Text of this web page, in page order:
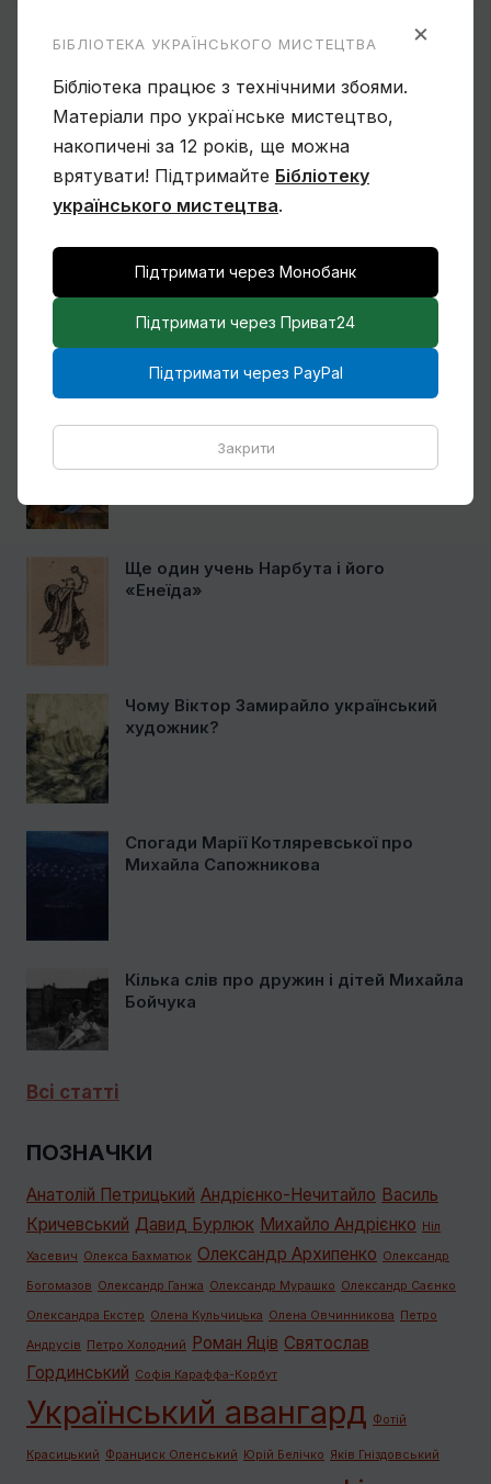
Пошук:
Статті
Лицар троянд. Ілюстрації Григорія
Гавриленка до «Витязя в тигровій
шкурі»
Сімона Корбіо. Мистецтво України
Василь Овчинников. Спогад про
Ще один учень Нарбута і його
«Енеїда»
Чому Віктор Замирайло український
художник?
Спогади Марії Котляревської про
Михайла Сапожникова
Кілька слів про дружин і дітей Михайла
Бойчука
Всі статті
ПОЗНАЧКИ
Анатолій Петрицький Андрієнко-Нечитайло Василь
Кричевський Давид Бурлюк Михайло Андрієнко Ніл
Хасевич Олекса Бахматюк Олександр Архипенко Олександр
Богомазов Олександр Ганжа Олександр Мурашко Олександр Саєнко
Олександра Екстер Олена Кульчицька Олена Овчинникова Петро
Андрусів Петро Холодний Роман Яців Святослав
Гординський Софія Караффа-Корбут
Український авангард Фотій
Красицький Франциск Оленський Юрій Белічко Яків Гніздовський
×
БІБЛІОТЕКА УКРАЇНСЬКОГО МИСТЕЦТВА
Бібліотека працює з технічними збоями.
Матеріали про українське мистецтво,
накопичені за 12 років, ще можна
врятувати! Підтримайте Бібліотеку
українського мистецтва.
Підтримати через Монобанк
Підтримати через Приват24
Підтримати через PayPal
Закрити